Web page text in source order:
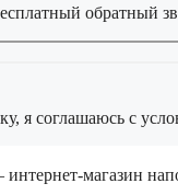
обратный
я соглашаюсь с
магазин